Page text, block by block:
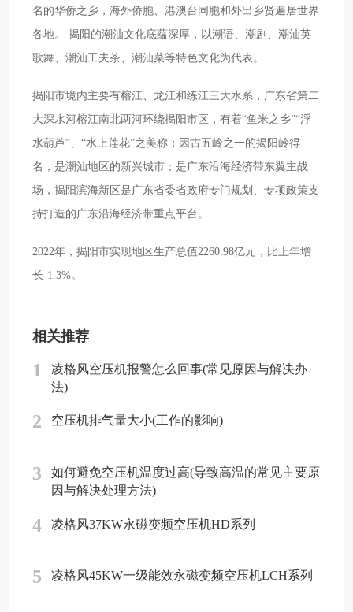
名的华侨之乡，海外侨胞、港澳台同胞和外出乡贤遍居世界
各地。 揭阳的潮汕文化底蕴深厚，以潮语、潮剧、潮汕英
歌舞、潮汕工夫茶、潮汕菜等特色文化为代表。
揭阳市境内主要有榕江、龙江和练江三大水系，广东省第二
大深水河榕江南北两河环绕揭阳市区，有着“鱼米之乡”“浮
水葫芦”、“水上莲花”之美称；因古五岭之一的揭阳岭得
名，是潮汕地区的新兴城市；是广东沿海经济带东翼主战
场，揭阳滨海新区是广东省委省政府专门规划、专项政策支
持打造的广东沿海经济带重点平台。
2022年，揭阳市实现地区生产总值2260.98亿元，比上年增
长-1.3%。
相关推荐
1
凌格风空压机报警怎么回事(常见原因与解决办
法)
2 空压机排气量大小(工作的影响)
3
如何避免空压机温度过高(导致高温的常见主要原
因与解决处理方法)
4 凌格风37KW永磁变频空压机HD系列
5 凌格风45KW一级能效永磁变频空压机LCH系列